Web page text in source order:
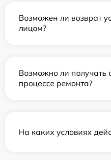
Возможен ли возврат
лицом?
Возможно ли получать
процессе ремонта?
На каких условиях